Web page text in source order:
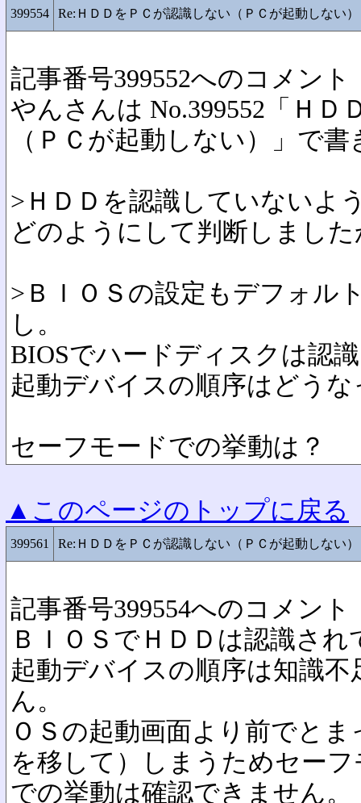
399554 Re:ＨＤＤをＰＣが認識しない（ＰＣが起動しない）
記事番号399552へのコメント
やんさんは No.399552「ＨＤ
（ＰＣが起動しない）」で
>ＨＤＤを認識していないよ
どのようにして判断しました
>ＢＩＯＳの設定もデフォル
し。
BIOSでハードディスクは認
起動デバイスの順序はどう
セーフモードでの挙動は？
▲このページのトップに戻る
399561 Re:ＨＤＤをＰＣが認識しない（ＰＣが起動しない）
記事番号399554へのコメント
ＢＩＯＳでＨＤＤは認識さ
起動デバイスの順序は知識
ん。
ＯＳの起動画面より前でと
を移して）しまうためセーフ
での挙動は確認できません。